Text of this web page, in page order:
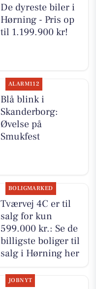
De dyreste biler i
Hørning - Pris op
til 1.199.900 kr!
ALARM112
Blå blink i
Skanderborg:
Øvelse på
Smukfest
BOLIGMARKED
Tværvej 4C er til
salg for kun
599.000 kr.: Se de
billigste boliger til
salg i Hørning her
JOBNYT